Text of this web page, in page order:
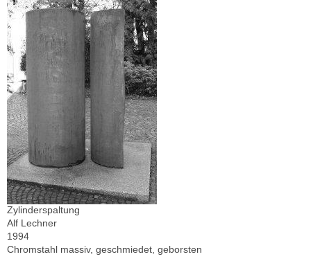
Zylinderspaltung
Alf Lechner
1994
Chromstahl massiv, geschmiedet, geborsten